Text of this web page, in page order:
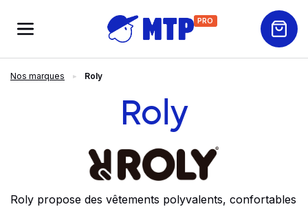
PRO
Nos marques Roly
Roly
Roly propose des vêtements polyvalents, confortables